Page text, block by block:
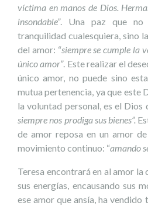
víctima en manos de Dios.
insondable”. Una paz que no
tranquilidad cualesquiera, sino
del amor: “siempre se cumple la
único amor”. Este realizar el
único amor, no puede sino
mutua pertenencia, ya que este
la voluntad personal, es el Dios
siempre nos prodiga sus bienes”.
de amor reposa en un amor
movimiento continuo: “amando
Teresa encontrará en al amor
sus energías, encausando sus
ese amor que ansía, ha